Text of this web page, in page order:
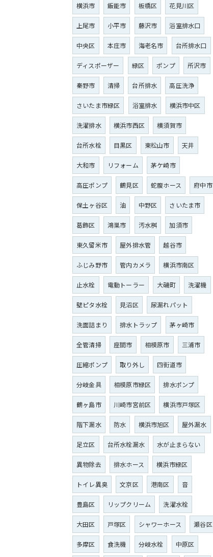
横浜市 飯能市 板橋区 花見川区
上尾市 小平市 藤沢市 浴室排水口
中央区 本庄市 海老名市 台所排水口
ディスポーザー 緑区 ポンプ 所沢市
秦野市 清掃 台所排水 高圧洗浄
さいたま市緑区 浴室排水 横浜市中区
洗濯排水 横浜市西区 横須賀市
台所水栓 目黒区 東松山市 天井
大和市 リフォーム 茅ケ崎市
高圧ポンプ 鶴見区 蛇腹ホース 府中市
保土ヶ谷区 油 中野区 さいたま市
葛飾区 鴻巣市 汚水桝 加須市
東久留米市 屋外排水管 越谷市
ふじみ野市 管内カメラ 横浜市南区
止水栓 電動トーラー 大磯町 洗濯機
壁ピタ水栓 見沼区 尿漏れパット
洗面詰まり 排水トラップ 茅ヶ崎市
全管清掃 座間市 相模原市 三浦市
圧縮ポンプ 取り外し 四街道市
分岐金具 相模原市緑区 排水ポンプ
鶴ヶ島市 川崎市宮前区 横浜市戸塚区
階下漏水 防水 横浜市旭区 屋外漏水
足立区 台所水栓漏水 水が止まらない
異物除去 排水ホース 横浜市緑区
トイレ異臭 文京区 港南区 音
豊島区 リップクリーム 洗濯水栓
大田区 戸塚区 シャワーホース 瀬谷区
多摩区 食洗機 分岐水栓 中原区